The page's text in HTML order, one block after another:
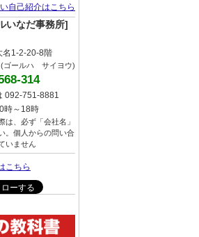
自己紹介はこちら
いなだ事務所]
名1-2-20-8階
(ゴールハ サイヨウ)
314
092-751-8881
時～18時
、必ず「会社名」
。個人からの問い合
いません
こちら